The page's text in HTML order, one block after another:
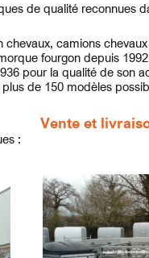
de qualité reconnues
camions
fourgon depuis 1992
pour la qualité de son
de 150 modèles
Vente et
: